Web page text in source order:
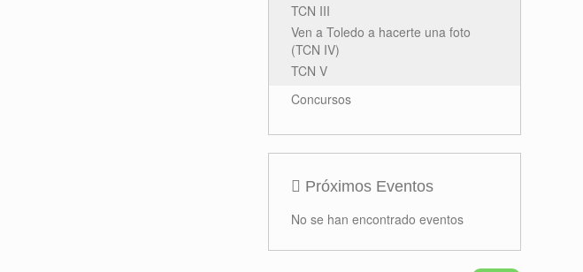
TCN III
Ven a Toledo a hacerte una foto
(TCN IV)
TCN V
Concursos
Próximos Eventos
No se han encontrado eventos